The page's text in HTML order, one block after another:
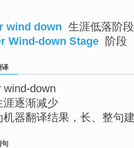
wind down 生涯低落阶
Wind-down Stage
阶段
译
wind-down
涯逐渐减少
机器翻译结果，长、整句